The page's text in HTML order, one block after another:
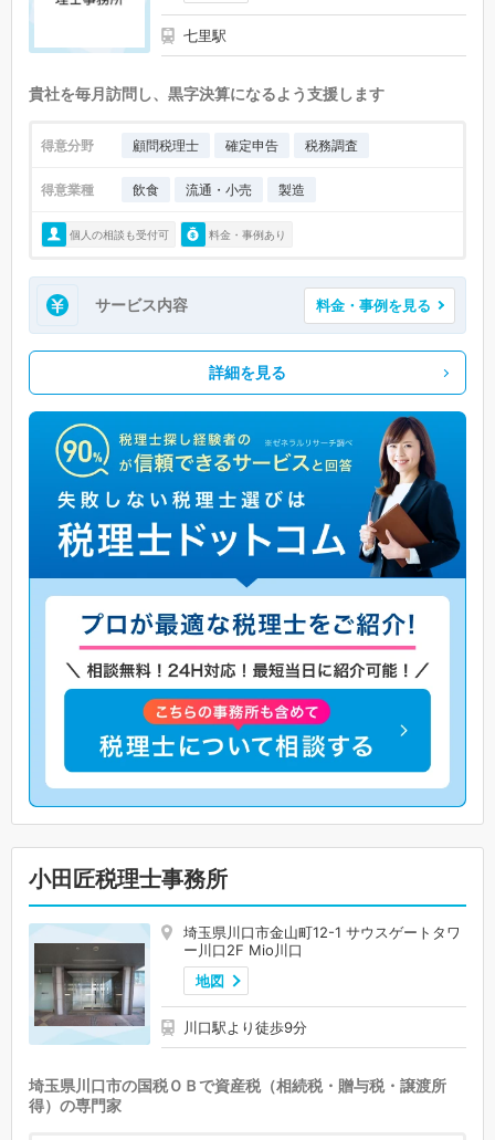
七里駅
貴社を毎月訪問し、黒字決算になるよう支援します
得意分野 顧問税理士 確定申告 税務調査
得意業種 飲食 流通・小売 製造
個人の相談も受付可 料金・事例あり
サービス内容 料金・事例を見る
詳細を見る
小田匠税理士事務所
埼玉県川口市金山町12-1 サウスゲートタワ
ー川口2F Mio川口
地図
川口駅より徒歩9分
埼玉県川口市の国税ＯＢで資産税（相続税・贈与税・譲渡所
得）の専門家